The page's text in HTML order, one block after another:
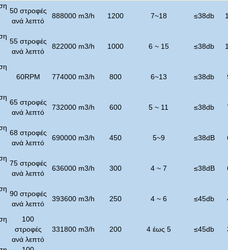
50 στροφές
ανά λεπτό
888000 m3/h 1200 7~18 ≤38db
55 στροφές
ανά λεπτό
822000 m3/h 1000 6 ~ 15 ≤38db
60RPM
774000 m3/h 800 6~13 ≤38db
65 στροφές
ανά λεπτό
732000 m3/h 600 5 ~ 11 ≤38db
68 στροφές
ανά λεπτό
690000 m3/h 450 5~9 ≤38dB
75 στροφές
ανά λεπτό
636000 m3/h 300 4 ~ 7 ≤38dB
90 στροφές
ανά λεπτό
393600 m3/h 250 4 ~ 6 ≤45db
100
στροφές
ανά λεπτό
331800 m3/h 200 4 έως 5 ≤45db